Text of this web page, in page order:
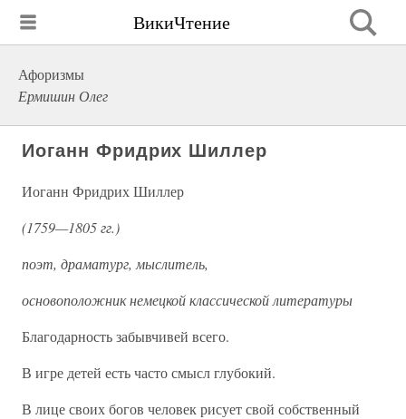
ВикиЧтение
Афоризмы
Ермишин Олег
Иоганн Фридрих Шиллер
Иоганн Фридрих Шиллер
(1759—1805 гг.)
поэт, драматург, мыслитель,
основоположник немецкой классической литературы
Благодарность забывчивей всего.
В игре детей есть часто смысл глубокий.
В лице своих богов человек рисует свой собственный